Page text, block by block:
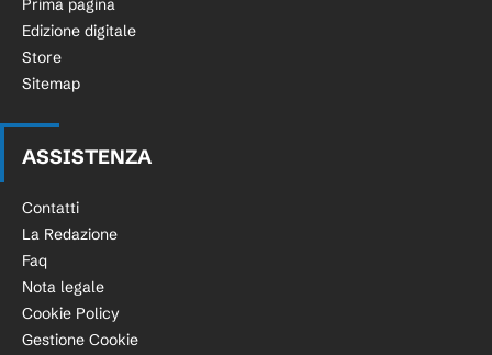
Prima pagina
Edizione digitale
Store
Sitemap
ASSISTENZA
Contatti
La Redazione
Faq
Nota legale
Cookie Policy
Gestione Cookie